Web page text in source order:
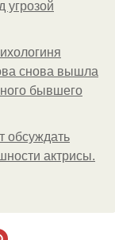
угрозой
снова вышла
бывшего
обсуждать
актрисы.